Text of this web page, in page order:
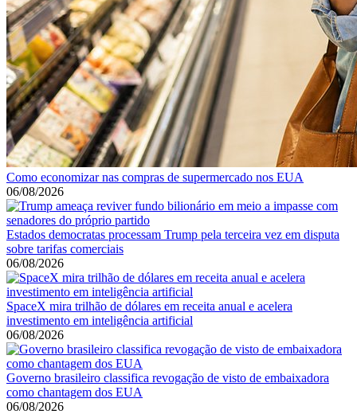
Como economizar nas compras de supermercado nos EUA
06/08/2026
Estados democratas processam Trump pela terceira vez em disputa
sobre tarifas comerciais
06/08/2026
SpaceX mira trilhão de dólares em receita anual e acelera
investimento em inteligência artificial
06/08/2026
Governo brasileiro classifica revogação de visto de embaixadora
como chantagem dos EUA
06/08/2026